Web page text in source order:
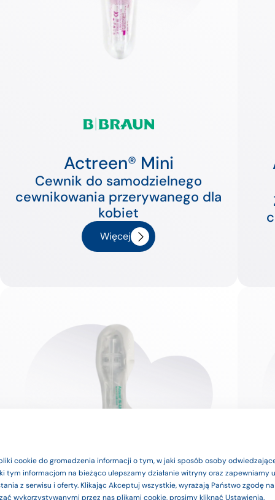
Actreen® Mini
Cewnik do samodzielnego
cewnikowania przerywanego dla
kobiet
Więcej
są wyrobami
z instrukcją użytkowania
cookie do gromadzenia informacji o tym, w jaki sposób osoby
tym informacjom na bieżąco ulepszamy działanie witryny oraz zapewniamy
z serwisu i oferty. Klikając Akceptuj wszystkie, wyrażają Państwo zgodę
wykorzystywanymi przez nas plikami cookie, prosimy kliknąć Ustawienia.